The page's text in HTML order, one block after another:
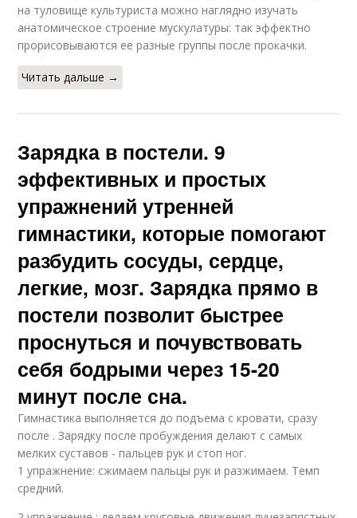
на туловище культуриста можно наглядно изучать
анатомическое строение мускулатуры: так эффектно
прорисовываются ее разные группы после прокачки.
Читать дальше →
Зарядка в постели. 9
эффективных и простых
упражнений утренней
гимнастики, которые помогают
разбудить сосуды, сердце,
легкие, мозг. Зарядка прямо в
постели позволит быстрее
проснуться и почувствовать
себя бодрыми через 15-20
минут после сна.
Гимнастика выполняется до подъема с кровати, сразу
после . Зарядку после пробуждения делают с самых
мелких суставов - пальцев рук и стоп ног.
1 упражнение: сжимаем пальцы рук и разжимаем. Темп
средний.